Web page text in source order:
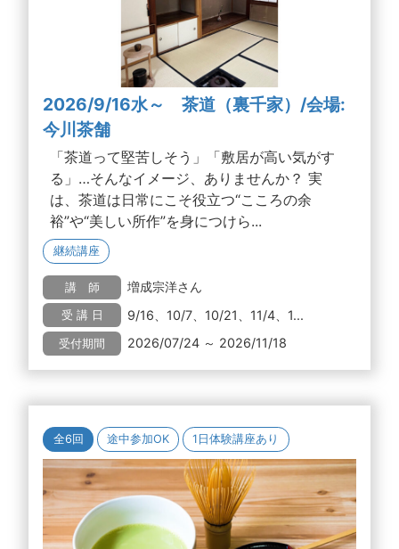
2026/9/16水～ 茶道（裏千家）/会場:
今川茶舗
「茶道って堅苦しそう」「敷居が高い気がす
る」…そんなイメージ、ありませんか？ 実
は、茶道は日常にこそ役立つ“こころの余
裕”や“美しい所作”を身につけら...
継続講座
講 師 増成宗洋さん
受 講 日 9/16、10/7、10/21、11/4、1...
受付期間 2026/07/24 ～ 2026/11/18
全6回 途中参加OK 1日体験講座あり